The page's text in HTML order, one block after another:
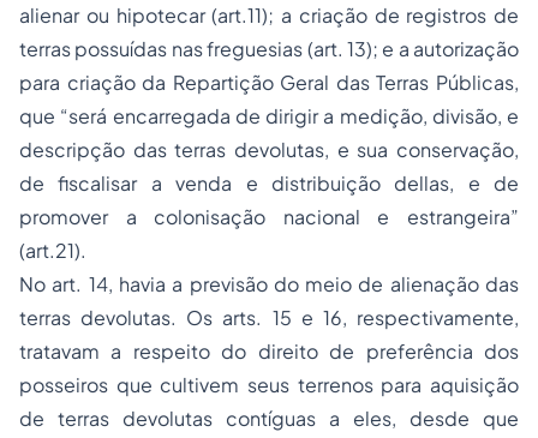
alienar ou hipotecar (art.11); a criação de registros de
terras possuídas nas freguesias (art. 13); e a autorização
para criação da Repartição Geral das Terras Públicas,
que “será encarregada de dirigir a medição, divisão, e
descripção das terras devolutas, e sua conservação,
de fiscalisar a venda e distribuição dellas, e de
promover a colonisação nacional e estrangeira”
(art.21).
No art. 14, havia a previsão do meio de alienação das
terras devolutas. Os arts. 15 e 16, respectivamente,
tratavam a respeito do direito de preferência dos
posseiros que cultivem seus terrenos para aquisição
de terras devolutas contíguas a eles, desde que